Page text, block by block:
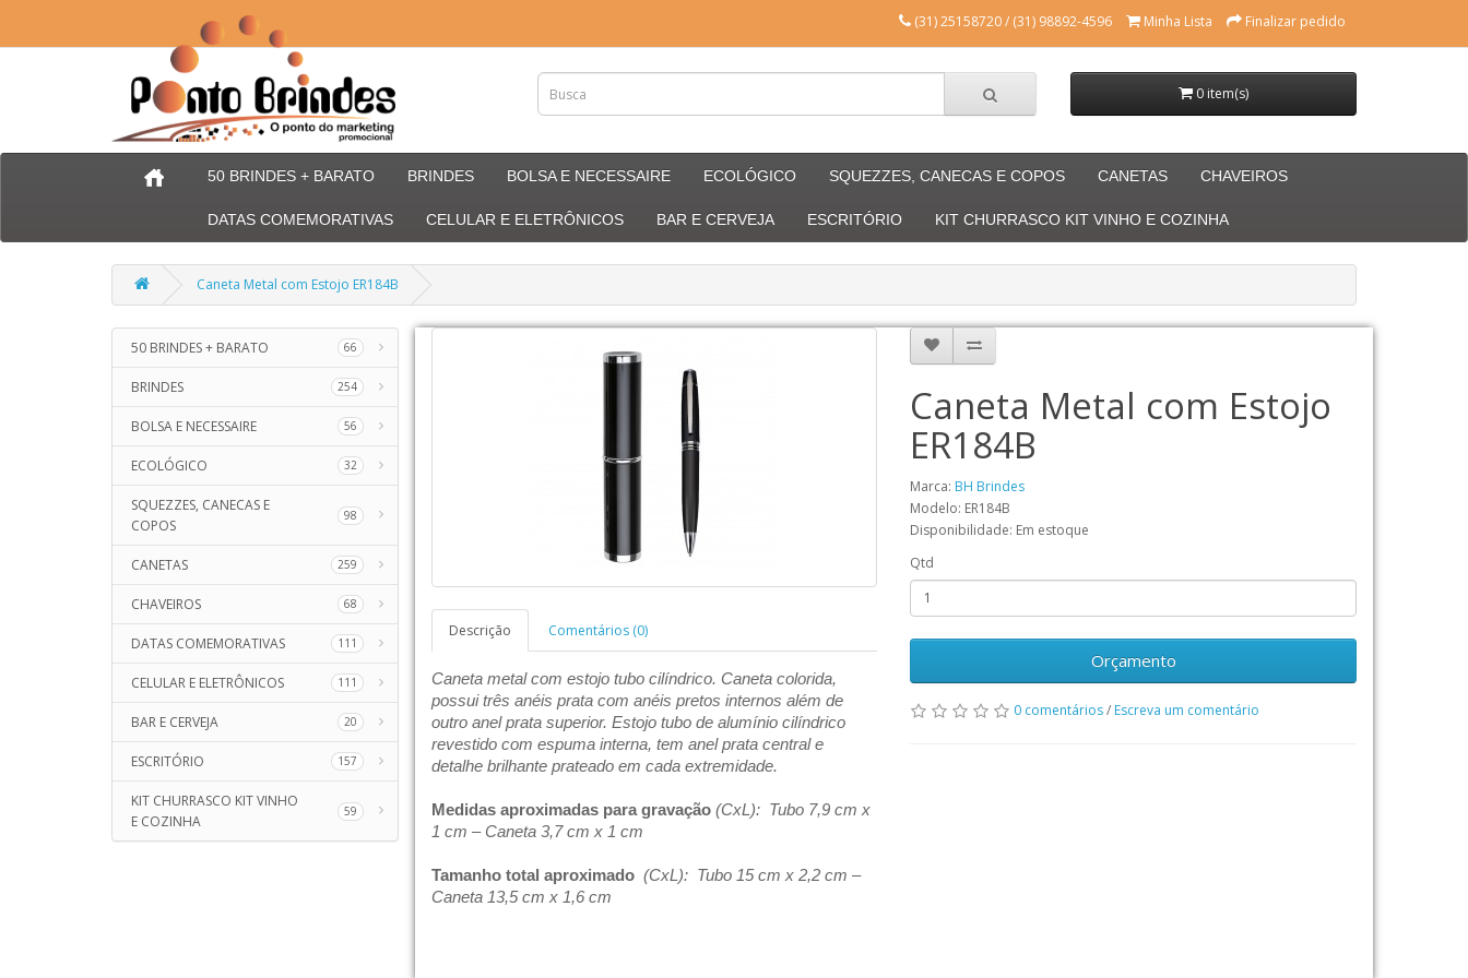
(31) 25158720 / (31) 98892-4596 Minha Lista Finalizar pedido
0 item(s)
50 BRINDES + BARATO BRINDES BOLSA E NECESSAIRE ECOLÓGICO SQUEZZES, CANECAS E COPOS CANETAS CHAVEIROS
DATAS COMEMORATIVAS CELULAR E ELETRÔNICOS BAR E CERVEJA ESCRITÓRIO KIT CHURRASCO KIT VINHO E COZINHA
Caneta Metal com Estojo ER184B
50 BRINDES + BARATO 66
BRINDES 254
BOLSA E NECESSAIRE 56
ECOLÓGICO 32
SQUEZZES, CANECAS E
COPOS
98
CANETAS 259
CHAVEIROS 68
DATAS COMEMORATIVAS 111
CELULAR E ELETRÔNICOS 111
BAR E CERVEJA 20
ESCRITÓRIO 157
KIT CHURRASCO KIT VINHO
E COZINHA
59
Descrição Comentários (0)
Caneta metal com estojo tubo cilíndrico. Caneta colorida,
possui três anéis prata com anéis pretos internos além de
outro anel prata superior. Estojo tubo de alumínio cilíndrico
revestido com espuma interna, tem anel prata centrale
detalhe brilhante prateado em cada extremidade.
Medidas aproximadas para gravação(CxL): Tubo 7,9 cm x
1 cm – Caneta 3,7 cm x 1 cm
Tamanho total aproximado (CxL): Tubo 15 cm x 2,2 cm –
Caneta 13,5 cm x 1,6 cm
Caneta Metal com Estojo
ER184B
Marca: BH Brindes
Modelo: ER184B
Disponibilidade: Em estoque
Qtd
Orçamento
0 comentários/ Escreva um comentário